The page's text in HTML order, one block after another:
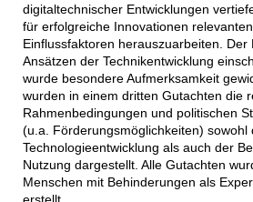
digitaltechnischer Entwicklungen
für erfolgreiche Innovationen
Einflussfaktoren herauszuarbeiten. Der
Ansätzen der Technikentwicklung
wurde besondere Aufmerksamkeit
wurden in einem dritten Gutachten die
Rahmenbedingungen und politischen
(u.a. Förderungsmöglichkeiten) sowohl
Technologieentwicklung als auch der
Nutzung dargestellt. Alle Gutachten
Menschen mit Behinderungen als